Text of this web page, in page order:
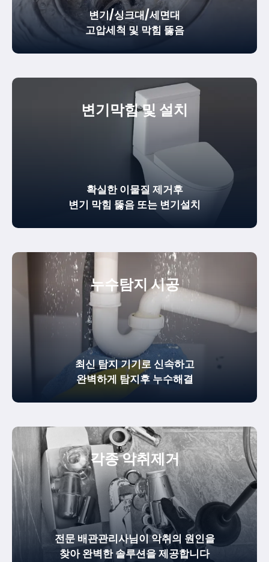
변기/싱크대/세면대
고압세척 및 막힘 뚫음
변기막힘 및 설치
확실한이물질 제거후
변기 막힘 뚫음 또는 변기설치
누수탐지 시공
최신 탐지 기기로 신속하고
완벽하게 탐지후 누수해결
각종 악취제거
전문 배관관리사님이 악취의 원인을
찾아 완벽한 솔루션을 제공합니다